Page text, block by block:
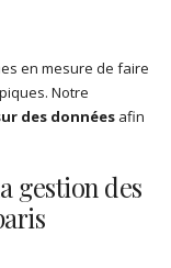
en mesure de faire
Notre
des données afin
gestion des